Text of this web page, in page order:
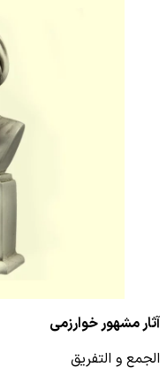
آثار مشهور خوارزمی
الجمع و التفریق